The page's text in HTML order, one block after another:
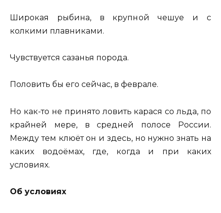
Широкая рыбина, в крупной чешуе и с
колкими плавниками.
Чувствуется сазанья порода.
Половить бы его сейчас, в феврале.
Но как-то не принято ловить карася со льда, по
крайней мере, в средней полосе России.
Между тем клюёт он и здесь, но нужно знать на
каких водоёмах, где, когда и при каких
условиях.
Об условиях